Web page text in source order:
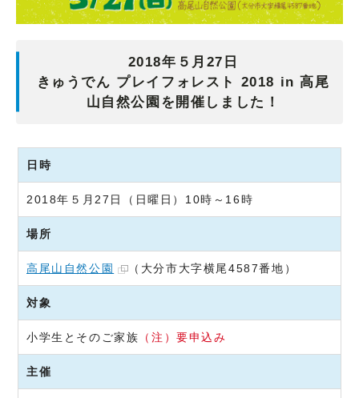
2018年５月27日
きゅうでん プレイフォレスト 2018 in 高尾
山自然公園を開催しました！
日時
2018年５月27日（日曜日）10時～16時
場所
高尾山自然公園 （大分市大字横尾4587番地）
対象
小学生とそのご家族 （注）要申込み
主催